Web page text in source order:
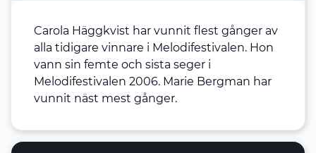
Carola Häggkvist har vunnit flest gånger av
alla tidigare vinnare i Melodifestivalen. Hon
vann sin femte och sista seger i
Melodifestivalen 2006. Marie Bergman har
vunnit näst mest gånger.